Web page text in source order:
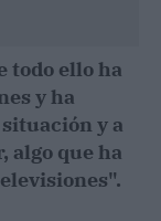
todo ello ha
y ha
y a
algo que ha